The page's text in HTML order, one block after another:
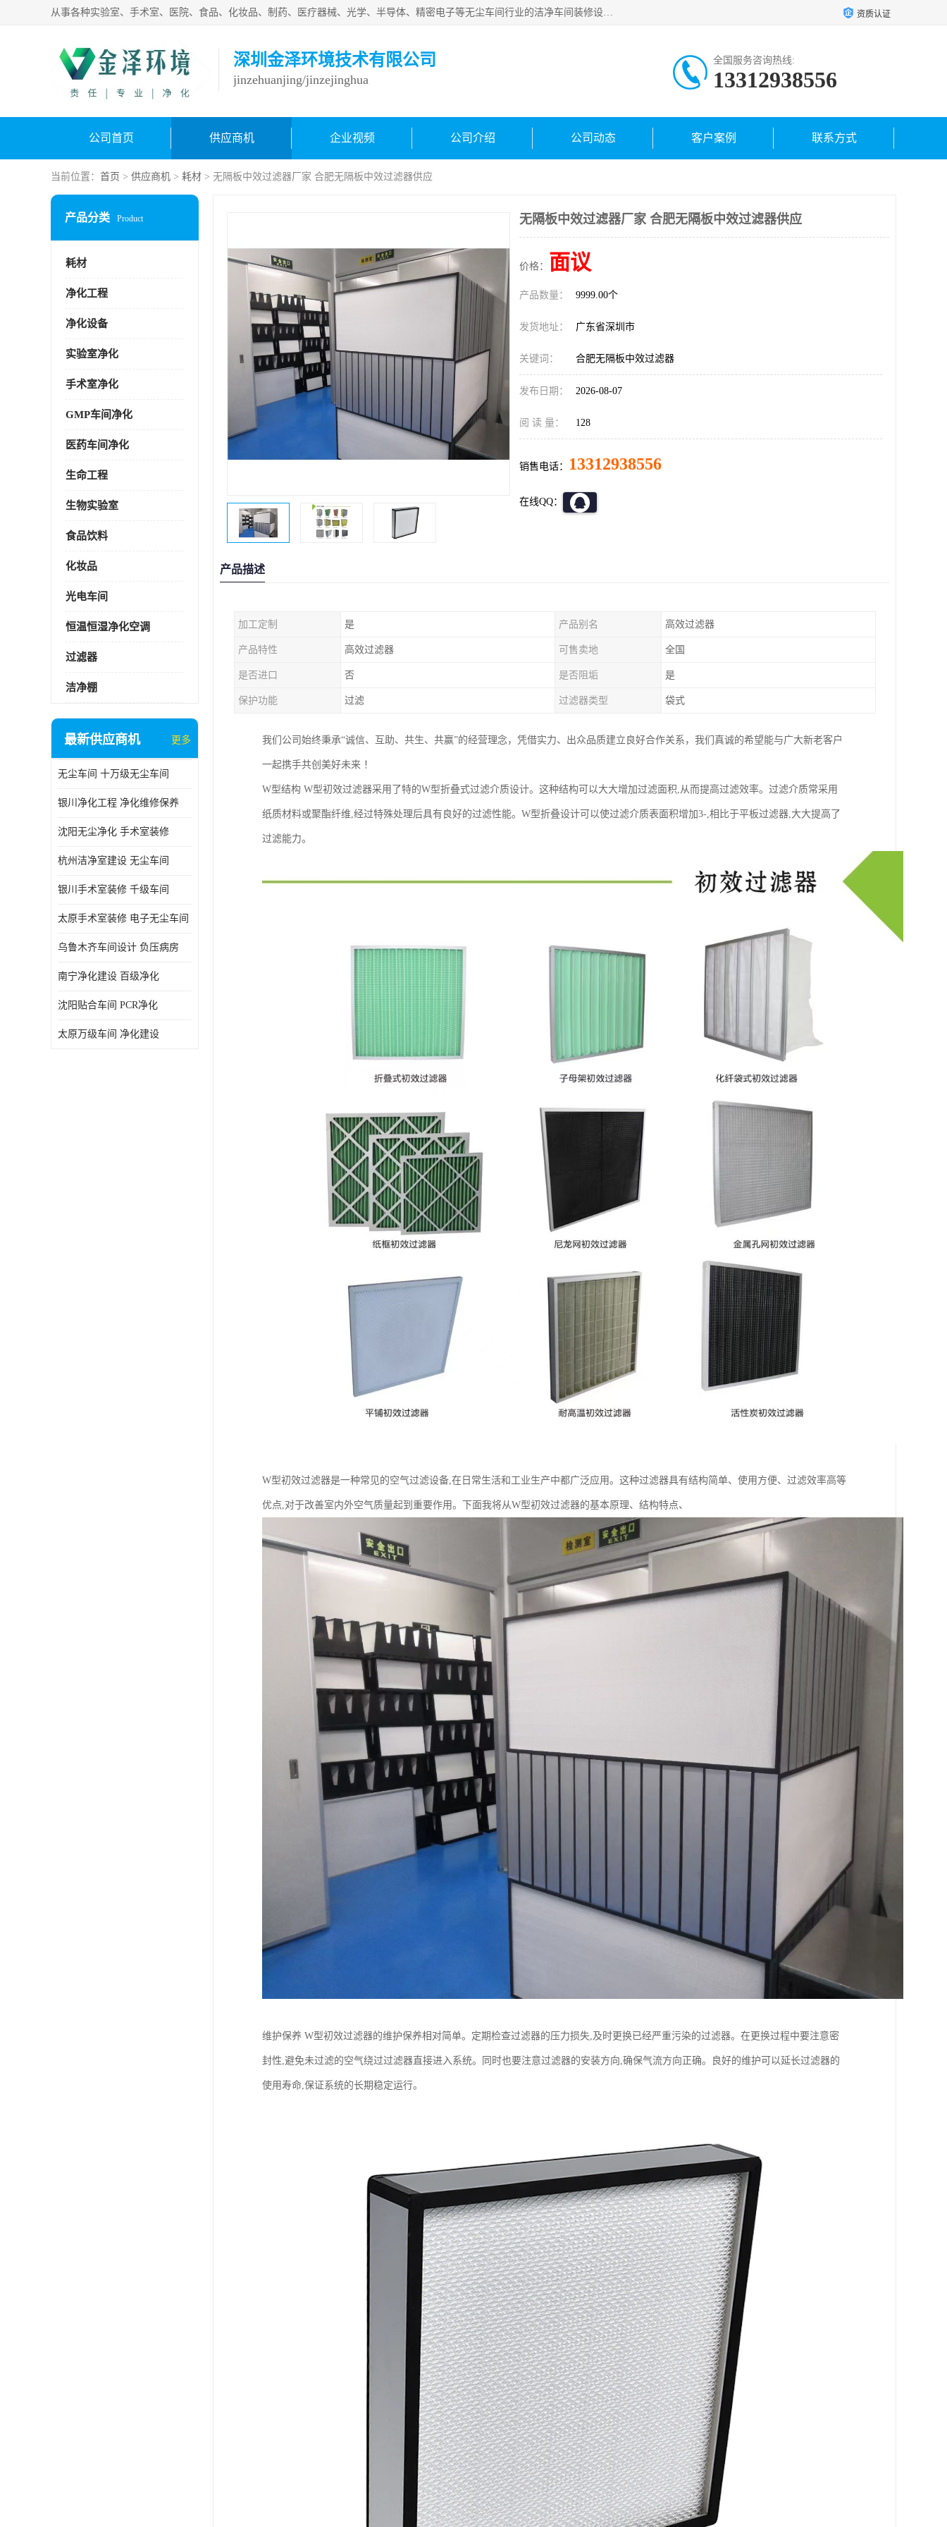
从事各种实验室、手术室、医院、食品、化妆品、制药、医疗器械、光学、半导体、精密电子等无尘车间行业的洁净车间装修设计、净化设备、恒温恒湿空调的设计制作与安装、净化系统工程项目施工及其技术支持服务。 资质认证
深圳金泽环境技术有限公司
jinzehuanjing/jinzejinghua
全国服务咨询热线:
13312938556
公司首页 供应商机 企业视频 公司介绍 公司动态 客户案例 联系方式
当前位置： 首页 > 供应商机 > 耗材 > 无隔板中效过滤器厂家 合肥无隔板中效过滤器供应
产品分类 Product
耗材
净化工程
净化设备
实验室净化
手术室净化
GMP车间净化
医药车间净化
生命工程
生物实验室
食品饮料
化妆品
光电车间
恒温恒湿净化空调
过滤器
洁净棚
最新供应商机 更多
无尘车间 十万级无尘车间
银川净化工程 净化维修保养
沈阳无尘净化 手术室装修
杭州洁净室建设 无尘车间
银川手术室装修 千级车间
太原手术室装修 电子无尘车间
乌鲁木齐车间设计 负压病房
南宁净化建设 百级净化
沈阳贴合车间 PCR净化
太原万级车间 净化建设
无隔板中效过滤器厂家 合肥无隔板中效过滤器供应
价格： 面议
产品数量： 9999.00个
发货地址： 广东省深圳市
关键词： 合肥无隔板中效过滤器
发布日期： 2026-08-07
阅 读 量： 128
销售电话： 13312938556
在线QQ：
产品描述
加工定制 是 产品别名 高效过滤器
产品特性 高效过滤器 可售卖地 全国
是否进口 否 是否阻垢 是
保护功能 过滤 过滤器类型 袋式
我们公司始终秉承“诚信、互助、共生、共赢”的经营理念，凭借实力、出众品质建立良好合作关系，我们真诚的希望能与广大新老客户
一起携手共创美好未来 ！
W型结构 W型初效过滤器采用了特的W型折叠式过滤介质设计。这种结构可以大大增加过滤面积,从而提高过滤效率。过滤介质常采用
纸质材料或聚酯纤维,经过特殊处理后具有良好的过滤性能。W型折叠设计可以使过滤介质表面积增加3-,相比于平板过滤器,大大提高了
过滤能力。
W型初效过滤器是一种常见的空气过滤设备,在日常生活和工业生产中都广泛应用。这种过滤器具有结构简单、使用方便、过滤效率高等
优点,对于改善室内外空气质量起到重要作用。下面我将从W型初效过滤器的基本原理、结构特点、
维护保养 W型初效过滤器的维护保养相对简单。定期检查过滤器的压力损失,及时更换已经严重污染的过滤器。在更换过程中要注意密
封性,避免未过滤的空气绕过过滤器直接进入系统。同时也要注意过滤器的安装方向,确保气流方向正确。良好的维护可以延长过滤器的
使用寿命,保证系统的长期稳定运行。